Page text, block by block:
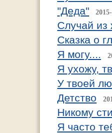
"Деда"
Случай из
Сказка о
Я могу....
Я ухожу,
У твоей
Детство
Никому
Я часто